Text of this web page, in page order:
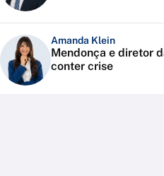
Amanda Klein
Mendonça e diretor
conter crise